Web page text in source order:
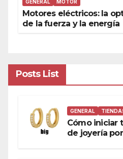
GENERAL MOTOR
Motores eléctricos: la
de la fuerza y la energía
Posts List
GENERAL
Cómo iniciar
de joyería